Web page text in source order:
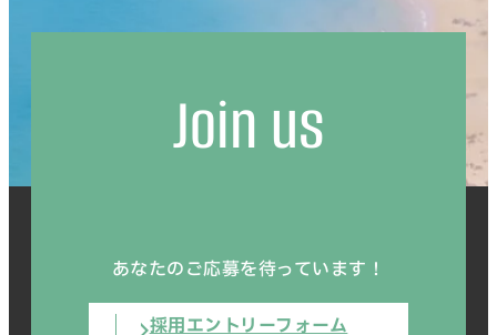
Join us
あなたのご応募を待っています！
採用エントリーフォーム